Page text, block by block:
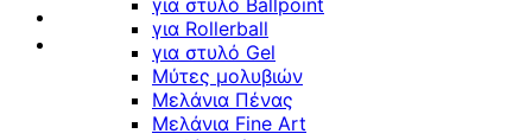
για στυλό Ballpoint
για Rollerball
για στυλό Gel
Μύτες μολυβιών
Μελάνια Πένας
Μελάνια Fine Art